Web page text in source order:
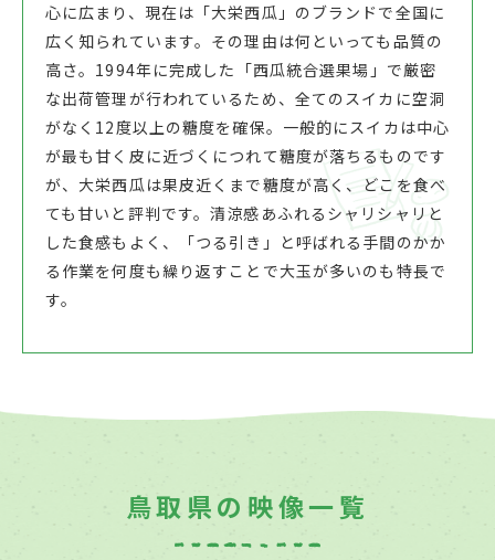
心に広まり、現在は「大栄西瓜」のブランドで全国に
広く知られています。その理由は何といっても品質の
高さ。1994年に完成した「西瓜統合選果場」で厳密
な出荷管理が行われているため、全てのスイカに空洞
がなく12度以上の糖度を確保。一般的にスイカは中心
が最も甘く皮に近づくにつれて糖度が落ちるものです
が、大栄西瓜は果皮近くまで糖度が高く、どこを食べ
ても甘いと評判です。清涼感あふれるシャリシャリと
した食感もよく、「つる引き」と呼ばれる手間のかか
る作業を何度も繰り返すことで大玉が多いのも特長で
す。
鳥取県の映像一覧